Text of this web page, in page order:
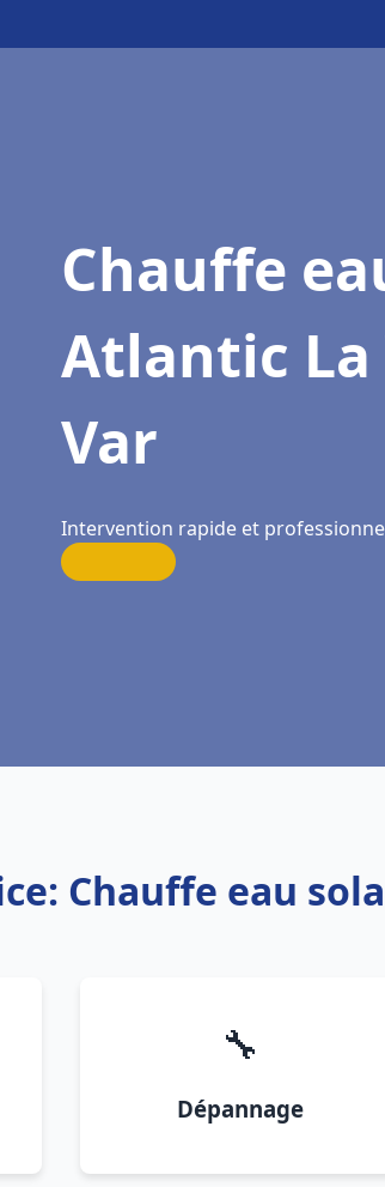
Chauffe
Atlantic
Var
Intervention rapide et
Chauffe eau
🔧
Dépannage